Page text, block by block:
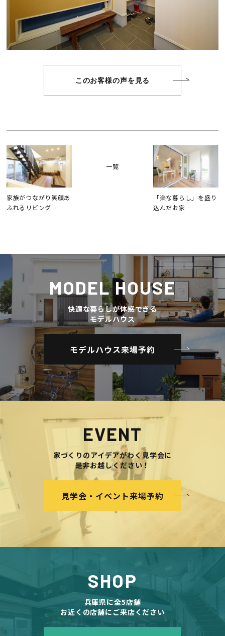
このお客様の声を見る
家族がつながり笑顔あ
ふれるリビング
一覧
「楽な暮らし」を盛り
込んだお家
MODEL HOUSE
快適な暮らしが体感できる
モデルハウス
モデルハウス来場予約
EVENT
家づくりのアイデアがわく見学会に
是非お越しください！
見学会・イベント来場予約
SHOP
兵庫県に全5店舗
お近くの店舗にご来店ください